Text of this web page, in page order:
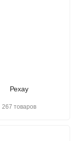
Рехау
267 товаров